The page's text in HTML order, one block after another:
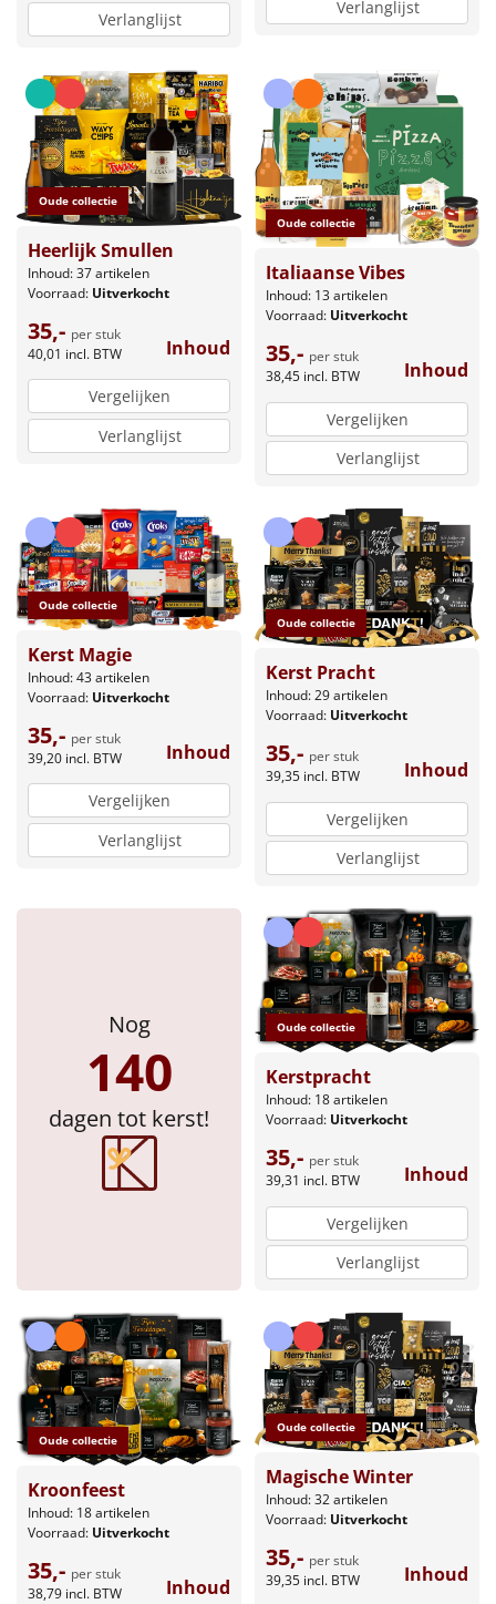
Verlanglijst
Verlanglijst
Oude collectie
Heerlijk Smullen
Inhoud: 37 artikelen
Voorraad: Uitverkocht
35,- per stuk
40,01 incl. BTW Inhoud
Vergelijken
Verlanglijst
Oude collectie
Italiaanse Vibes
Inhoud: 13 artikelen
Voorraad: Uitverkocht
35,- per stuk
38,45 incl. BTW Inhoud
Vergelijken
Verlanglijst
Oude collectie
Kerst Magie
Inhoud: 43 artikelen
Voorraad: Uitverkocht
35,- per stuk
39,20 incl. BTW Inhoud
Vergelijken
Verlanglijst
Oude collectie
Kerst Pracht
Inhoud: 29 artikelen
Voorraad: Uitverkocht
35,- per stuk
39,35 incl. BTW Inhoud
Vergelijken
Verlanglijst
Nog
140
dagen tot kerst!
Oude collectie
Kerstpracht
Inhoud: 18 artikelen
Voorraad: Uitverkocht
35,- per stuk
39,31 incl. BTW Inhoud
Vergelijken
Verlanglijst
Oude collectie
Kroonfeest
Inhoud: 18 artikelen
Voorraad: Uitverkocht
35,- per stuk
38,79 incl. BTW Inhoud
Oude collectie
Magische Winter
Inhoud: 32 artikelen
Voorraad: Uitverkocht
35,- per stuk
39,35 incl. BTW Inhoud